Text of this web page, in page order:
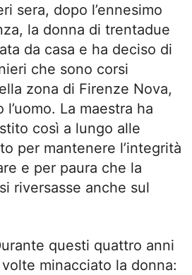
sera, dopo l’ennesimo
la donna di trentadue
da casa e ha deciso di
che sono corsi
zona di Firenze Nova,
La maestra ha
così a lungo alle
per mantenere l’integrità
e per paura che la
riversasse anche sul
questi quattro anni
volte minacciato la donna: